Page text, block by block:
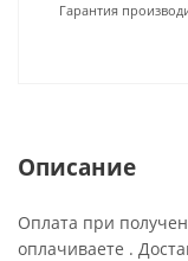
Гарантия
Описание
Оплата при
оплачиваете .